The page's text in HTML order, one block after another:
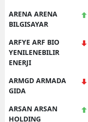
ARENA ARENA
BILGISAYAR
ARFYE ARF BIO
YENILENEBILIR
ENERJI
ARMGD ARMADA
GIDA
ARSAN ARSAN
HOLDING